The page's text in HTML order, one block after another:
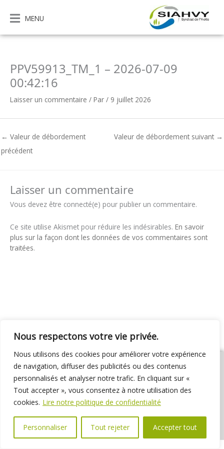
Nous respectons votre vie privée.
Nous utilisons des cookies pour améliorer votre expérience
de navigation, diffuser des publicités ou des contenus
personnalisés et analyser notre trafic. En cliquant sur «
Tout accepter », vous consentez à notre utilisation des
cookies. Lire notre politique de confidentialité
Personnaliser Tout rejeter Accepter tout
contenu
MENU
PPV59913_TM_1 – 2026-07-09
00:42:16
Laisser un commentaire / Par / 9 juillet 2026
← Valeur de débordement
précédent
Valeur de débordement suivant →
Laisser un commentaire
Vous devez être connecté(e) pour publier un commentaire.
Ce site utilise Akismet pour réduire les indésirables. En savoir
plus sur la façon dont les données de vos commentaires sont
traitées.
01 69 31 72 10 01 69 31 37 31
Nous contacter
Espace élus
Marchés publics Délibérations